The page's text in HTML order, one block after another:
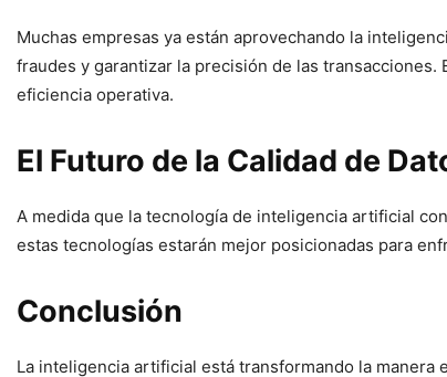
Muchas empresas ya están aprovechando la
fraudes y garantizar la precisión de las
eficiencia operativa.
El Futuro de la Calidad de
A medida que la tecnología de inteligencia artificial
estas tecnologías estarán mejor posicionadas para
Conclusión
La inteligencia artificial está transformando la